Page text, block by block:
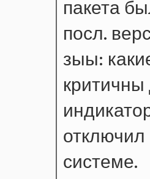
пакета
посл.
зыы:
системе.